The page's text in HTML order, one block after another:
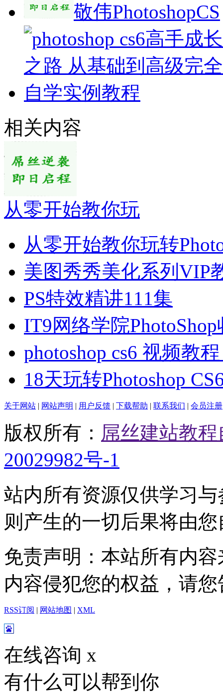
敬伟PhotoshopCS
相关内容
从零开始教你玩
从零开始教你玩转
美图秀秀美化系列VIP
PS特效精讲111集
IT9网络学院
photoshop cs6 视频教
18天玩转Photoshop
关于网站 | 网站声明 | 用户反馈 | 下载帮助 | 联系我们 | 会员注册
版权所有： 屌丝建站教
20029982号-1
站内所有资源仅供学习
则产生的一切后果将由
免责声明：本站所有内
内容侵犯您的权益，请
RSS订阅 | 网站地图 | XML
在线咨询 x
有什么可以帮到你